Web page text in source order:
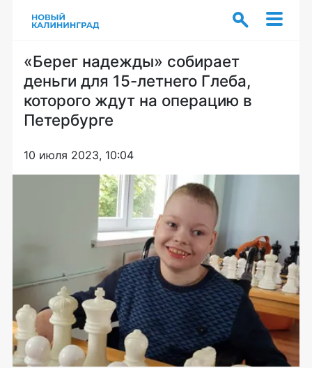
«Берег надежды» собирает
деньги для 15-летнего Глеба,
которого ждут на операцию в
Петербурге
10 июля 2023, 10:04